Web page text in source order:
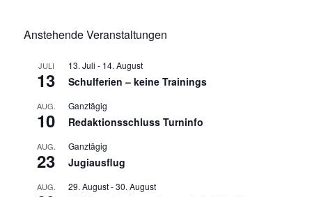
Anstehende Veranstaltungen
JULI
13
13. Juli - 14. August
Schulferien – keine Trainings
AUG.
10
Ganztägig
Redaktionsschluss Turninfo
AUG.
23
Ganztägig
Jugiausflug
AUG. 29. August-30. August